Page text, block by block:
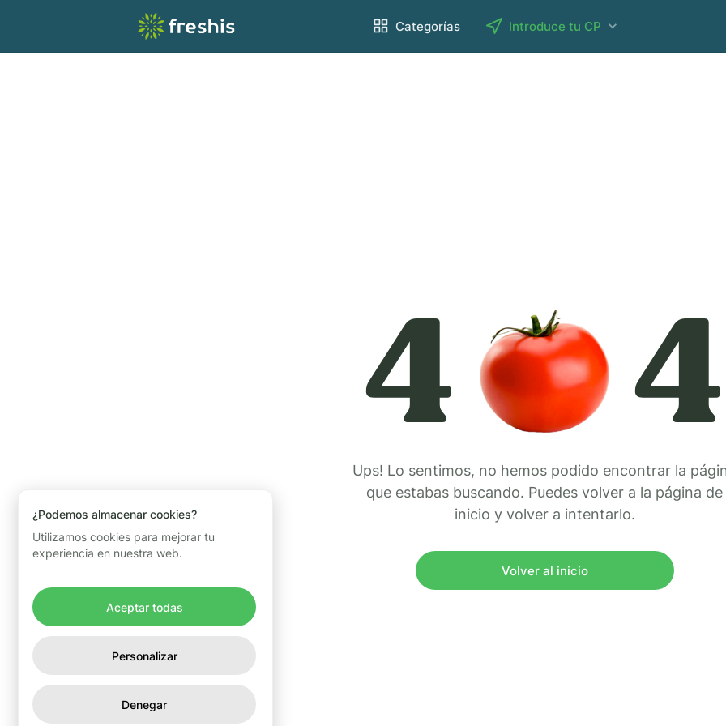
Categorías Introduce tu CP
4 4
Ups! Lo sentimos, no hemos podido encontrar la
que estabas buscando. Puedes volver a la página de
inicio y volver a intentarlo.
Volver al inicio
¿Podemos almacenar cookies?
Utilizamos cookies para mejorar tu
experiencia en nuestra web.
Aceptar todas
Personalizar
Denegar